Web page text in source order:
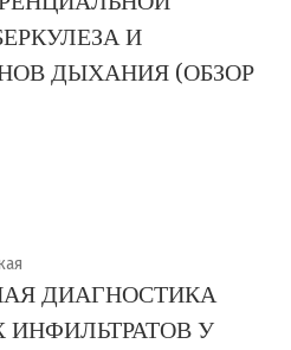
И
ДЫХАНИЯ (ОБЗОР
ДИАГНОСТИКА
У